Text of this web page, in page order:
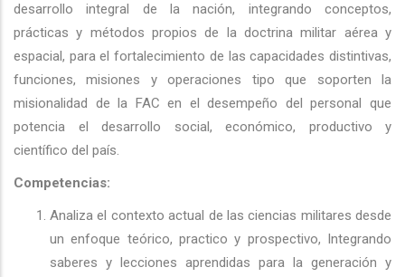
desarrollo integral de la nación, integrando conceptos,
prácticas y métodos propios de la doctrina militar aérea y
espacial, para el fortalecimiento de las capacidades distintivas,
funciones, misiones y operaciones tipo que soporten la
misionalidad de la FAC en el desempeño del personal que
potencia el desarrollo social, económico, productivo y
científico del país.
Competencias:
Analiza el contexto actual de las ciencias militares desde
un enfoque teórico, practico y prospectivo, Integrando
saberes y lecciones aprendidas para la generación y